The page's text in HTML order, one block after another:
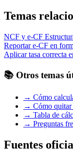
Temas
NCF y e-CF
Reportar e-CF en
Aplicar tasa correcta
📚 Otros temas
→ Cómo
→ Cómo quitar
→ Tabla de
→ Preguntas
Fuentes